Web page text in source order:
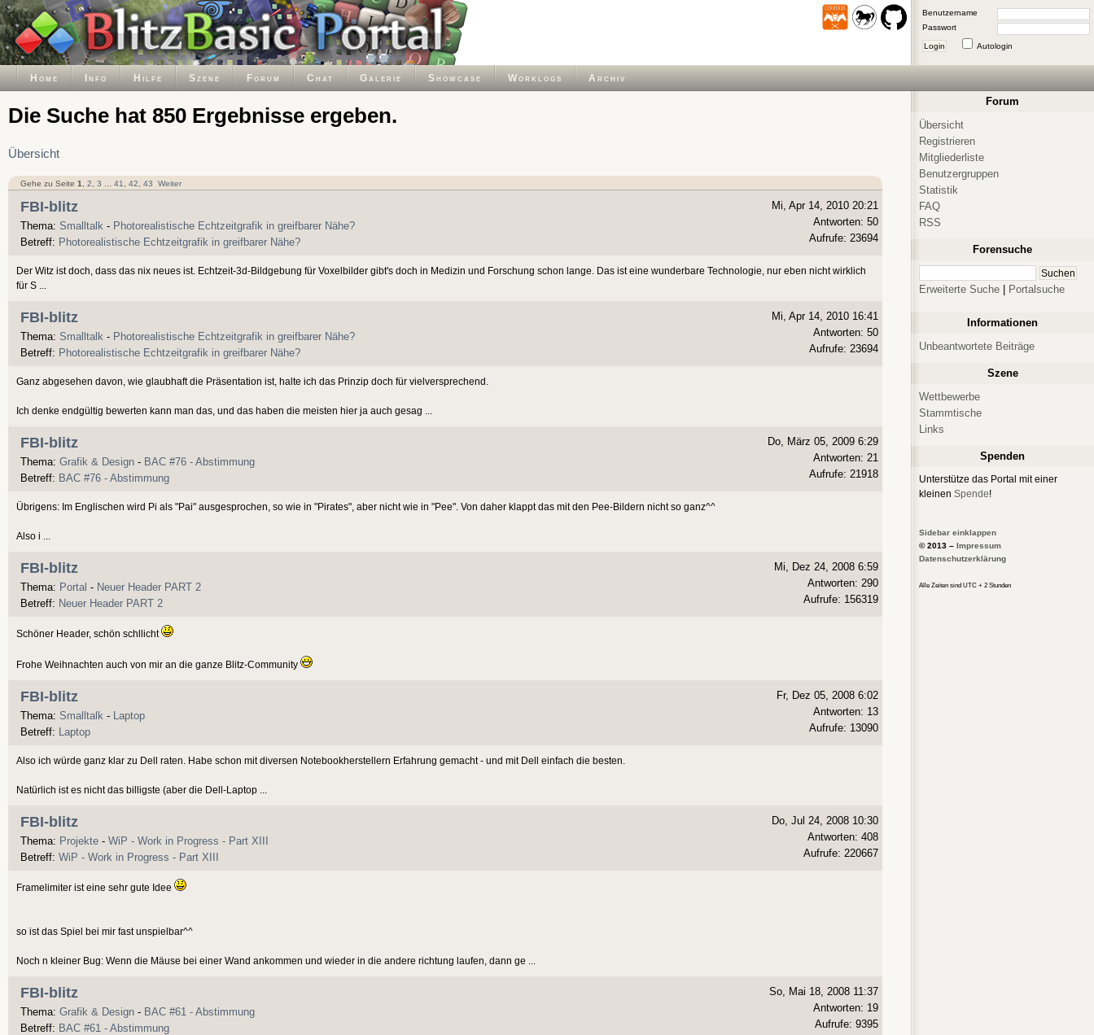
Benutzername
Passwort
Login Autologin
Home Info Hilfe Szene Forum Chat Galerie Showcase Worklogs Archiv
Die Suche hat 850 Ergebnisse ergeben.
Übersicht
Gehe zu Seite 1 2 3 41 42 43 Weiter
FBI-blitz
Thema: Smalltalk - Photorealistische Echtzeitgrafik in greifbarer Nähe?
Betreff: Photorealistische Echtzeitgrafik in greifbarer Nähe?
Mi, Apr 14, 2010 20:21
Antworten: 50
Aufrufe: 23694
Der Witz ist doch, dass das nix neues ist. Echtzeit-3d-Bildgebung für Voxelbilder gibt's doch in Medizin und Forschung schon lange. Das ist eine wunderbare Technologie, nur eben nicht wirklich
für S ...
FBI-blitz
Thema: Smalltalk - Photorealistische Echtzeitgrafik in greifbarer Nähe?
Betreff: Photorealistische Echtzeitgrafik in greifbarer Nähe?
Mi, Apr 14, 2010 16:41
Antworten: 50
Aufrufe: 23694
Ganz abgesehen davon, wie glaubhaft die Präsentation ist, halte ich das Prinzip doch für vielversprechend.
Ich denke endgültig bewerten kann man das, und das haben die meisten hier ja auch gesag ...
FBI-blitz
Thema: Grafik & Design - BAC #76 - Abstimmung
Betreff: BAC #76 - Abstimmung
Do, März 05, 2009 6:29
Antworten: 21
Aufrufe: 21918
Übrigens: Im Englischen wird Pi als "Pai" ausgesprochen, so wie in "Pirates", aber nicht wie in "Pee". Von daher klappt das mit den Pee-Bildern nicht so ganz^^
Also i ...
FBI-blitz
Thema: Portal - Neuer Header PART 2
Betreff: Neuer Header PART 2
Mi, Dez 24, 2008 6:59
Antworten: 290
Aufrufe: 156319
Schöner Header, schön schllicht
Frohe Weihnachten auch von mir an die ganze Blitz-Community
FBI-blitz
Thema: Smalltalk -
Laptop
Betreff:
Laptop
Fr, Dez 05, 2008 6:02
Antworten: 13
Aufrufe: 13090
Also ich würde ganz klar zu Dell raten. Habe schon mit diversen Notebookherstellern Erfahrung gemacht - und mit Dell einfach die besten.
Natürlich ist es nicht das billigste (aber die Dell-Laptop ...
FBI-blitz
Thema: Projekte - WiP - Work in Progress - Part XIII
Betreff: WiP - Work in Progress - Part XIII
Do, Jul 24, 2008 10:30
Antworten: 408
Aufrufe: 220667
Framelimiter ist eine sehr gute Idee
so ist das Spiel bei mir fast unspielbar^^
Noch n kleiner Bug: Wenn die Mäuse bei einer Wand ankommen und wieder in die andere richtung laufen, dann ge ...
FBI-blitz
Thema: Grafik & Design - BAC #61 - Abstimmung
Betreff: BAC #61 - Abstimmung
So, Mai 18, 2008 11:37
Antworten: 19
Aufrufe: 9395
Forum
Übersicht
Registrieren
Mitgliederliste
Benutzergruppen
Statistik
FAQ
RSS
Forensuche
Erweiterte Suche Portalsuche
Informationen
Unbeantwortete Beiträge
Szene
Wettbewerbe
Stammtische
Links
Spenden
Unterstütze das Portal mit einer
kleinen Spende!
Sidebar einklappen
© 2013 – Impressum
Datenschutzerklärung
Alle Zeiten sind UTC + 2 Stunden